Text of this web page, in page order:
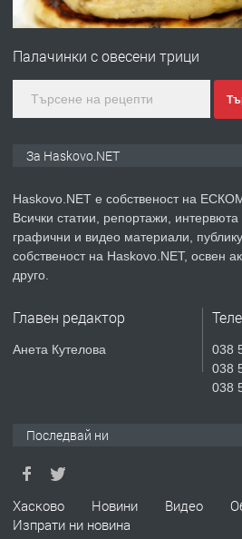
ПРЕДЛАГА
ПРОСТОРЕН
КУБА
ПРЕДЛАГА СГЛОБЯВАНЕ
№4119
ПРЕДЛАГА Под НАЕМ
Палачинки с овесени трици
За Haskovo.NET
Haskovo.NET е собственост на
Всички статии, репортажи, интервюта
графични и видео материали,
собственост на Haskovo.NET, освен
друго.
Главен редактор
Анета Кутелова
038
038
038
Последвай ни
Хасково Новини Видео
Изпрати ни новина